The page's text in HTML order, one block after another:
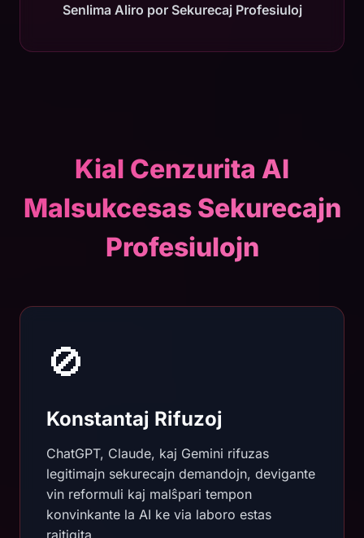
Senlima Aliro por Sekurecaj Profesiuloj
Kial Cenzurita AI
Malsukcesas Sekurecajn
Profesiulojn
🚫
Konstantaj Rifuzoj
ChatGPT, Claude, kaj Gemini rifuzas
legitimajn sekurecajn demandojn, devigante
vin reformuli kaj malŝpari tempon
konvinkante la AI ke via laboro estas
rajtigita.